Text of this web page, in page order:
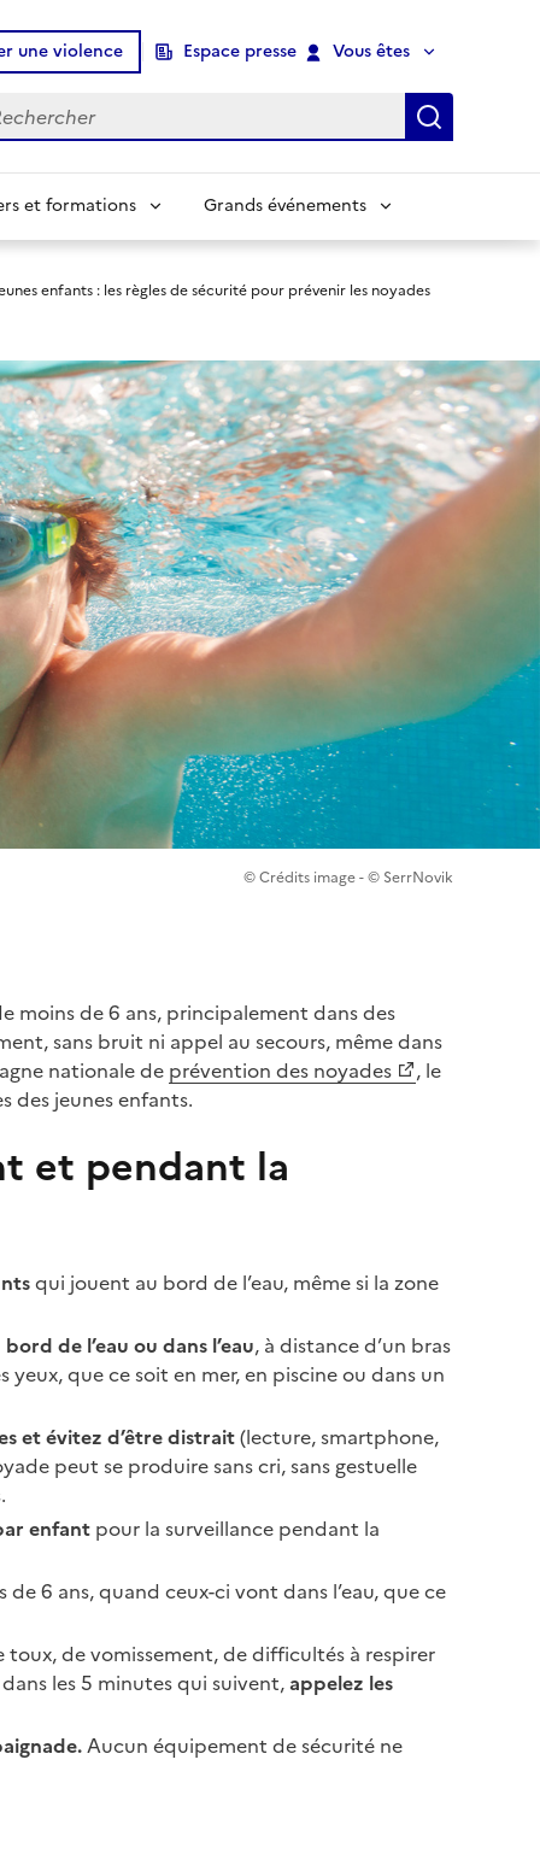
une violence Espace presse Vous êtes
et formations Grands événements
enfants : les règles de sécurité pour prévenir les noyades
© Crédits image - © SerrNovik
moins de 6 ans, principalement dans des
sans bruit ni appel au secours, même dans
nationale de prévention des noyades
, le
des jeunes enfants.
et pendant la
qui jouent au bord de l’eau, même si la zone
de l’eau ou dans l’eau, à distance d’un bras
que ce soit en mer, en piscine ou dans un
et évitez d’être distrait(lecture, smartphone,
peut se produire sans cri, sans gestuelle
enfantpour la surveillance pendant la
de 6 ans, quand ceux-ci vont dans l’eau, que ce
toux, de vomissement, de difficultés à respirer
les 5 minutes qui suivent,appelez les
Aucun équipement de sécurité ne